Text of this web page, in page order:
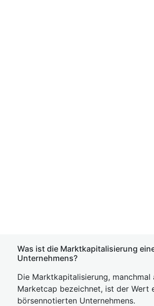
Was ist die Marktkapitalisierung
Unternehmens?
Die Marktkapitalisierung, manchmal
Marketcap bezeichnet, ist der Wert
börsennotierten Unternehmens.